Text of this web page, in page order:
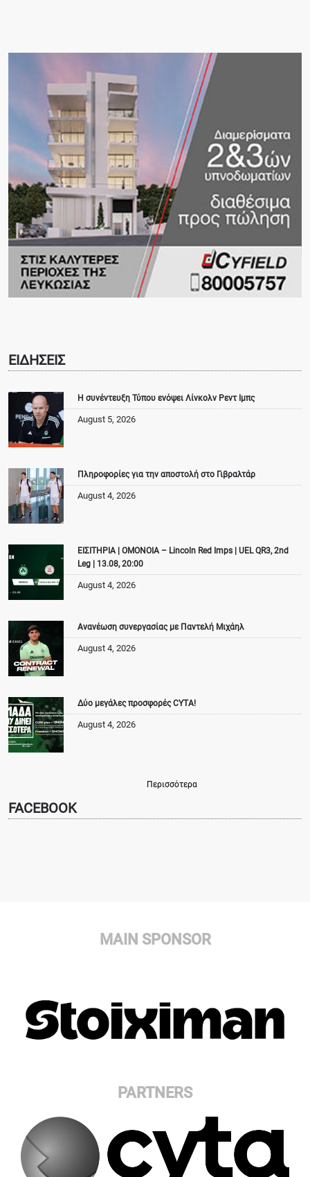
ΕΙΔΗΣΕΙΣ
Η συνέντευξη Τύπου ενόψει Λίνκολν Ρεντ Ιμπς
August 5, 2026
Πληροφορίες για την αποστολή στο Γιβραλτάρ
August 4, 2026
ΕΙΣΙΤΗΡΙΑ | ΟΜΟΝΟΙΑ – Lincoln Red Imps | UEL QR3, 2nd
Leg | 13.08, 20:00
August 4, 2026
Ανανέωση συνεργασίας με Παντελή Μιχάηλ
August 4, 2026
Δύο μεγάλες προσφορές CYTA!
August 4, 2026
Περισσότερα
FACEBOOK
MAIN SPONSOR
PARTNERS